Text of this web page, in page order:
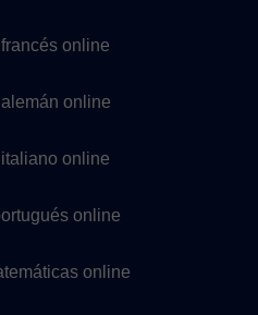
online
online
online
online
online